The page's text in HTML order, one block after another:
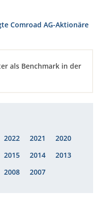
Comroad AG-Aktionäre
als Benchmark in der
2022 2021
2020
2015 2014
2013
2008 2007